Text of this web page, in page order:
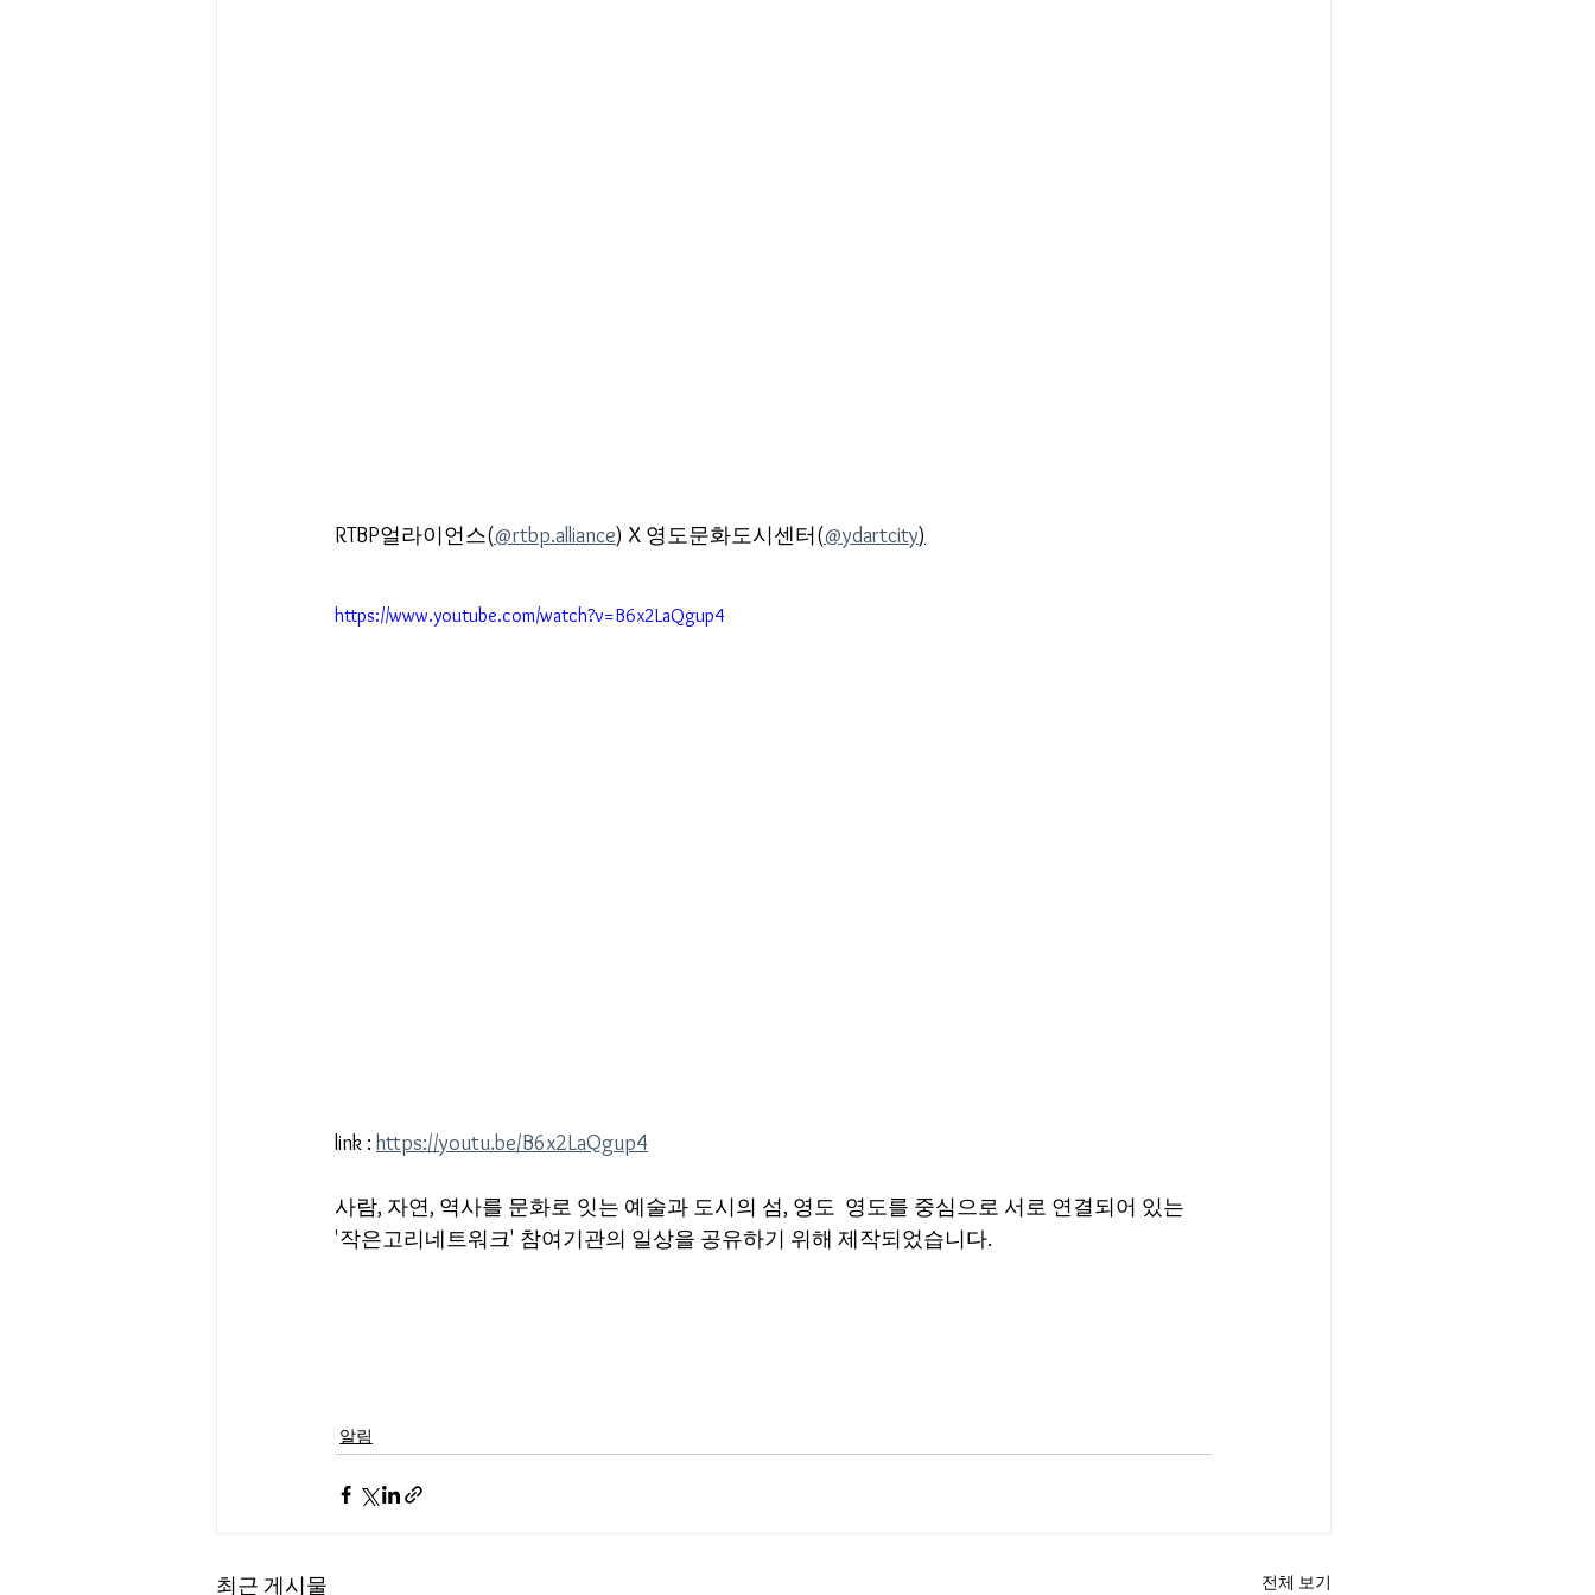
RTBP얼라이언스(@rtbp.alliance) X 영도문화도시센터(@ydartcity)
https://www.youtube.com/watch?v=B6x2LaQgup4
link : https://youtu.be/B6x2LaQgup4
사람, 자연, 역사를 문화로 잇는 예술과 도시의 섬, 영도  영도를 중심으로 서로 연결되어 있는
'작은고리네트워크' 참여기관의 일상을 공유하기 위해 제작되었습니다.
알림
최근 게시물 전체 보기